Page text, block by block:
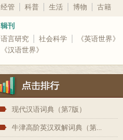
经管
科普 生活 博物 古籍
辑刊
语言研究
社会科学
《英语世界》
《汉语世界》
1 现代汉语词典（第7版）
2 牛津高阶英汉双解词典（第...